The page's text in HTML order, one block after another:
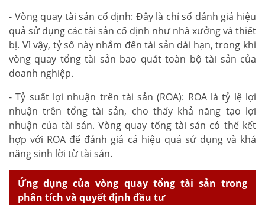
- Vòng quay tài sản cố định: Đây là chỉ số đánh giá hiệu
quả sử dụng các tài sản cố định như nhà xưởng và thiết
bị. Vì vậy, tỷ số này nhắm đến tài sản dài hạn, trong khi
vòng quay tổng tài sản bao quát toàn bộ tài sản của
doanh nghiệp.
- Tỷ suất lợi nhuận trên tài sản (ROA): ROA là tỷ lệ lợi
nhuận trên tổng tài sản, cho thấy khả năng tạo lợi
nhuận của tài sản. Vòng quay tổng tài sản có thể kết
hợp với ROA để đánh giá cả hiệu quả sử dụng và khả
năng sinh lời từ tài sản.
Ứng dụng của vòng quay tổng tài sản trong
phân tích và quyết định đầu tư